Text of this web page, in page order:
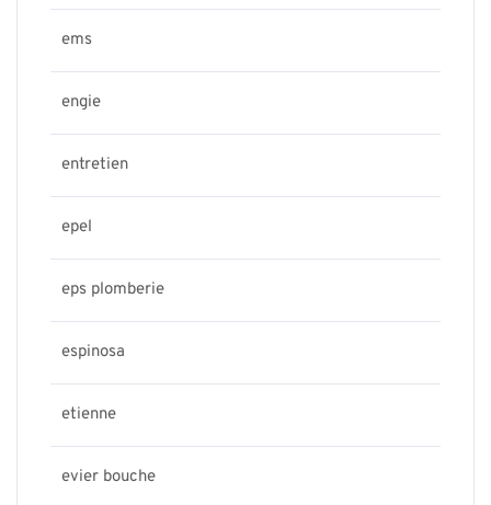
ems
engie
entretien
epel
eps plomberie
espinosa
etienne
evier bouche